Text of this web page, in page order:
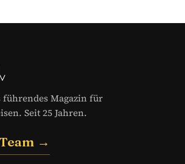
führendes Magazin für
Seit 25 Jahren.
→